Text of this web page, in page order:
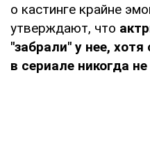
о кастинге крайне
утверждают, что
"забрали" у нее,
в сериале никогда